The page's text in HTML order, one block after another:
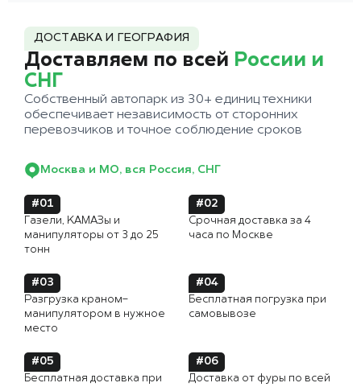
ДОСТАВКА И ГЕОГРАФИЯ
Доставляем по всей России и
СНГ
Собственный автопарк из 30+ единиц техники
обеспечивает независимость от сторонних
перевозчиков и точное соблюдение сроков
Москва и МО, вся Россия, СНГ
#01
Газели, КАМАЗы и
манипуляторы от 3 до 25
тонн
#02
Срочная доставка за 4
часа по Москве
#03
Разгрузка краном-
манипулятором в нужное
место
#04
Бесплатная погрузка при
самовывозе
#05
Бесплатная доставка при
#06
Доставка от фуры по всей